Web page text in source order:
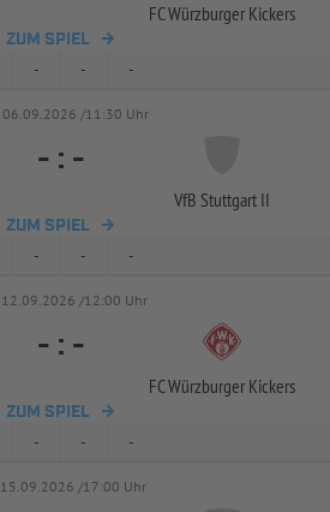
FC Würzburger Kickers
ZUM SPIEL
- - -
06.09.2026 /11:30 Uhr
- : -
VfB Stuttgart II
ZUM SPIEL
- - -
12.09.2026 /12:00 Uhr
- : -
FC Würzburger Kickers
ZUM SPIEL
- - -
15.09.2026 /17:00 Uhr